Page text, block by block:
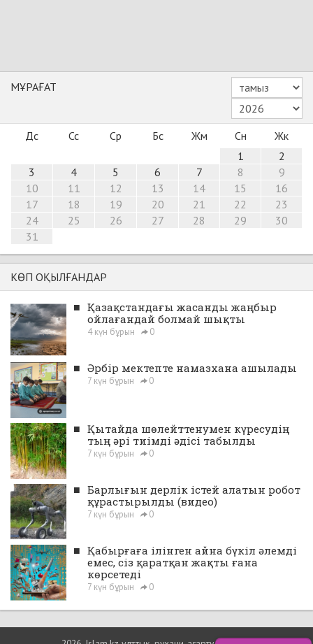
МҰРАҒАТ
Дс Сс Ср Бс Жм Сн
Жк
1
2
3
4 5 6 7 8
9
10
11 12 13 14 15
16
17
18 19 20 21 22
23
24
25 26 27 28 29
30
31
КӨП ОҚЫЛҒАНДАР
■ Қазақстандағы жасанды жаңбыр
ойлағандай болмай шықты
4 күн бұрын 0
■ Әрбір мектепте намазхана ашылады
7 күн бұрын 0
■ Қытайда шөлейттенумен күресудің
тың әрі тиімді әдісі табылды
7 күн бұрын 0
■ Барлығын дерлік істей алатын робот
құрастырылды (видео)
7 күн бұрын 0
■ Қабырғаға ілінген айна бүкіл әлемді
емес, сіз қаратқан жақты ғана
көрсетеді
7 күн бұрын 0